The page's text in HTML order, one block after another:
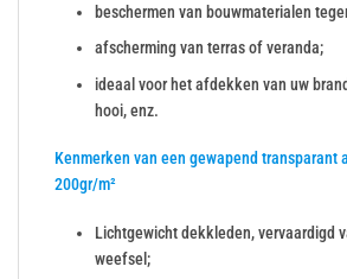
beschermen van bouwmaterialen
afscherming van terras of veranda;
ideaal voor het afdekken van uw
hooi, enz.
Kenmerken van een gewapend transparant
200gr/m²
Lichtgewicht dekkleden, vervaardigd
weefsel;